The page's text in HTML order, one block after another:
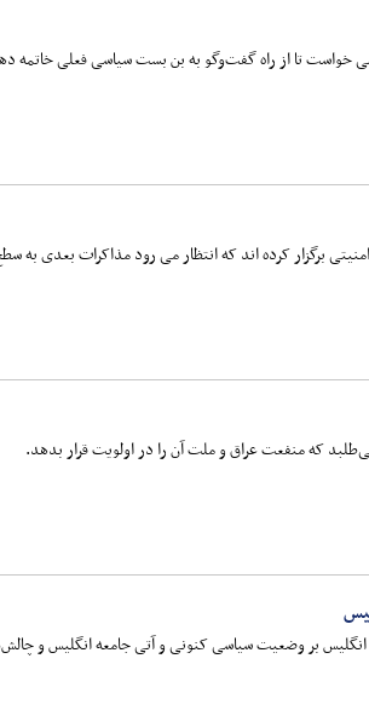
برگزار کرده اند که انتظار می رود مذاکرات بعدی به
که منفعت عراق و ملت آن را در اولویت قرار بدهد.
بر وضعیت سیاسی کنونی و آتی جامعه انگلیس و